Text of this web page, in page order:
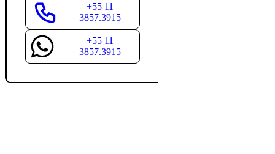
+55 11
3857.3915
+55 11
3857.3915